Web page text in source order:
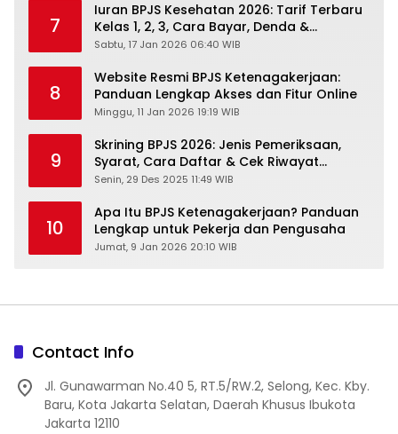
7
Iuran BPJS Kesehatan 2026: Tarif Terbaru
Kelas 1, 2, 3, Cara Bayar, Denda &
Panduan Lengkap Peserta JKN-KIS
Sabtu, 17 Jan 2026 06:40 WIB
8
Website Resmi BPJS Ketenagakerjaan:
Panduan Lengkap Akses dan Fitur Online
Minggu, 11 Jan 2026 19:19 WIB
9
Skrining BPJS 2026: Jenis Pemeriksaan,
Syarat, Cara Daftar & Cek Riwayat
Kesehatan Gratis
Senin, 29 Des 2025 11:49 WIB
10
Apa Itu BPJS Ketenagakerjaan? Panduan
Lengkap untuk Pekerja dan Pengusaha
Jumat, 9 Jan 2026 20:10 WIB
Contact Info
Jl. Gunawarman No.40 5, RT.5/RW.2, Selong, Kec. Kby.
Baru, Kota Jakarta Selatan, Daerah Khusus Ibukota
Jakarta 12110